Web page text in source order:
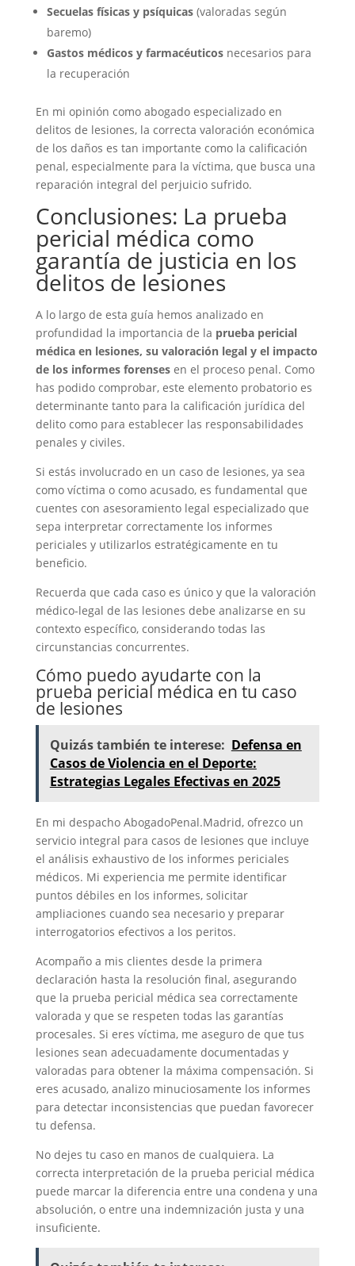
Secuelas físicas y psíquicas(valoradas según
baremo)
Gastos médicos y farmacéuticosnecesarios para
la recuperación
En mi opinión como abogado especializado en
delitos de lesiones, la correcta valoración económica
de los daños es tan importante como la calificación
penal, especialmente para la víctima, que busca una
reparación integral del perjuicio sufrido.
Conclusiones: La prueba
pericial médica como
garantía de justicia en los
delitos de lesiones
A lo largo de esta guía hemos analizado en
profundidad la importancia de la prueba pericial
médica en lesiones, su valoración legal y el impacto
de los informes forensesen el proceso penal. Como
has podido comprobar, este elemento probatorio es
determinante tanto para la calificación jurídica del
delito como para establecer las responsabilidades
penales y civiles.
Si estás involucrado en un caso de lesiones, ya sea
como víctima o como acusado, es fundamental que
cuentes con asesoramiento legal especializado que
sepa interpretar correctamente los informes
periciales y utilizarlos estratégicamente en tu
beneficio.
Recuerda que cada caso es único y que la valoración
médico-legal de las lesiones debe analizarse en su
contexto específico, considerando todas las
circunstancias concurrentes.
Cómo puedo ayudarte con la
prueba pericial médica en tu caso
de lesiones
Quizás también te interese: Defensa en
Casos de Violencia en el Deporte:
Estrategias Legales Efectivas en 2025
En mi despacho AbogadoPenal.Madrid, ofrezco un
servicio integral para casos de lesiones que incluye
el análisis exhaustivo de los informes periciales
médicos. Mi experiencia me permite identificar
puntos débiles en los informes, solicitar
ampliaciones cuando sea necesario y preparar
interrogatorios efectivos a los peritos.
Acompaño a mis clientes desde la primera
declaración hasta la resolución final, asegurando
que la prueba pericial médica sea correctamente
valorada y que se respeten todas las garantías
procesales. Si eres víctima, me aseguro de que tus
lesiones sean adecuadamente documentadas y
valoradas para obtener la máxima compensación. Si
eres acusado, analizo minuciosamente los informes
para detectar inconsistencias que puedan favorecer
tu defensa.
No dejes tu caso en manos de cualquiera. La
correcta interpretación de la prueba pericial médica
puede marcar la diferencia entre una condena y una
absolución, o entre una indemnización justa y una
insuficiente.